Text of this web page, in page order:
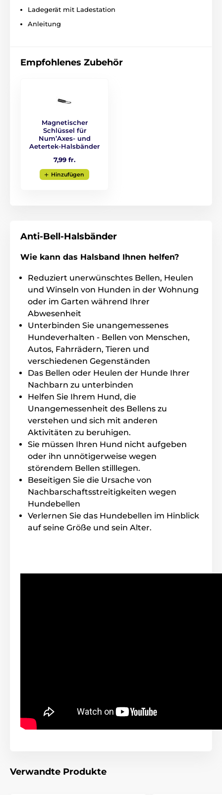
Das Antibell Halsband Canicalm Small ist
Terrier, Prager Rattler, Bologneser
Länge des Halsbandes
hochwertiges Plastikhalsband. Es stellt
leichsten Empfänger weltweit. Breite 2cm,
Höhe 2cm, Tiefe 2,6cm, Gewicht nur 17 gr.
Ankündigung geändert werden. Die Bilder dienen nur
zur Illustration.
Das Produkt ist in Kategorien eingeteilt
Für die kleinsten Für kleine Hunde
Ladegerät mit Ladestation
Anleitung
Empfohlenes Zubehör
Magnetischer
Schlüssel für
Num’Axes- und
Aetertek-Halsbänder
7,99 fr.
Hinzufügen
Anti-Bell-Halsbänder
Wie kann das Halsband Ihnen helfen?
Reduziert unerwünschtes Bellen, Heulen
und Winseln von Hunden in der Wohnung
oder im Garten während Ihrer
Abwesenheit
Unterbinden Sie unangemessenes
Hundeverhalten - Bellen von Menschen,
Autos, Fahrrädern, Tieren und
verschiedenen Gegenständen
Das Bellen oder Heulen der Hunde Ihrer
Nachbarn zu unterbinden
Helfen Sie Ihrem Hund, die
Unangemessenheit des Bellens zu
verstehen und sich mit anderen
Aktivitäten zu beruhigen.
Sie müssen Ihren Hund nicht aufgeben
oder ihn unnötigerweise wegen
störendem Bellen stilllegen.
Beseitigen Sie die Ursache von
Nachbarschaftsstreitigkeiten wegen
Hundebellen
Verlernen Sie das Hundebellen im Hinblick
auf seine Größe und sein Alter.
Verwandte Produkte